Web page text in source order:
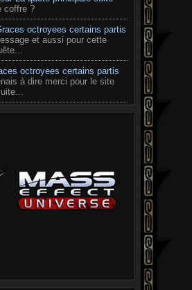
coffre ?
octroyees certains partis
et aussi pour cette
octroyees certains partis
à dire merci pour le site